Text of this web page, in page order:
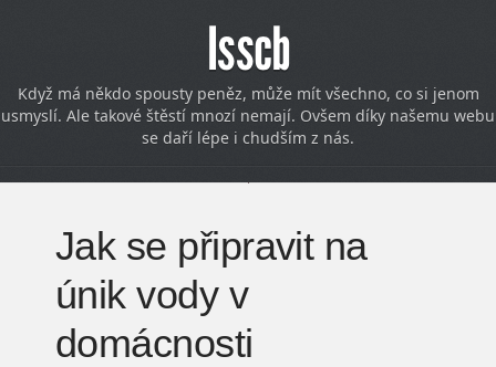
Isscb
Když má někdo spousty peněz, může mít všechno, co si jenom
usmyslí. Ale takové štěstí mnozí nemají. Ovšem díky našemu webu
se daří lépe i chudším z nás.
Jak se připravit na
únik vody v
domácnosti